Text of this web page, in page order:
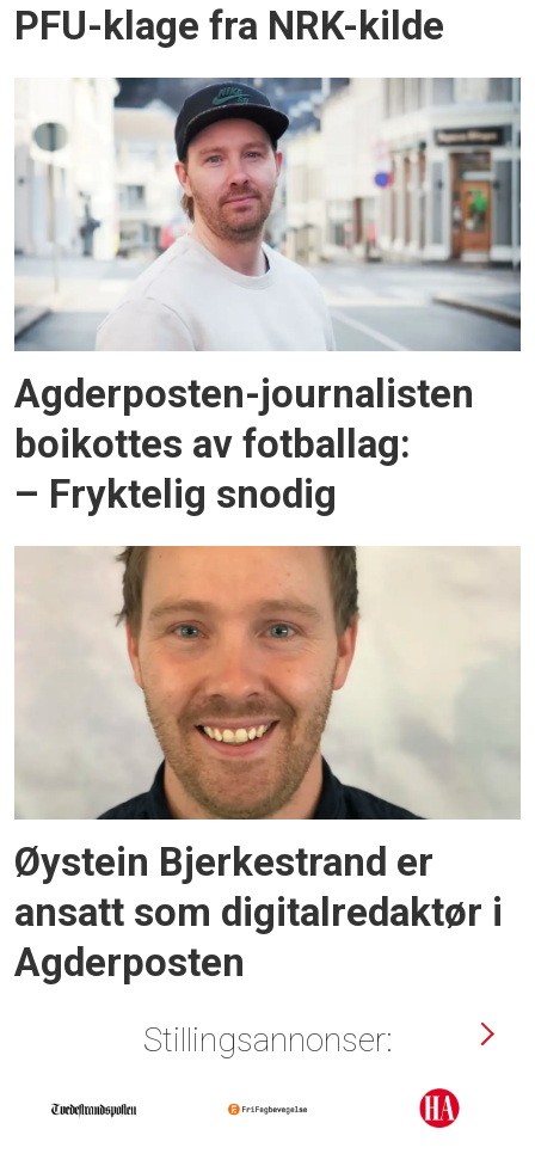
PFU-klage fra NRK-kilde
Agderposten-journalisten
boikottes av fotballag:
– Fryktelig snodig
Øystein Bjerkestrand er
ansatt som digitalredaktør i
Agderposten
Stillingsannonser: